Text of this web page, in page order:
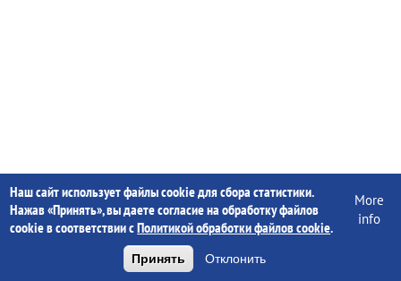
Наш сайт использует файлы cookie для сбора статистики.
Нажав «Принять», вы даете согласие на обработку файлов
cookie в соответствии сПолитикой обработки файлов cookie.
More
info
Принять Отклонить